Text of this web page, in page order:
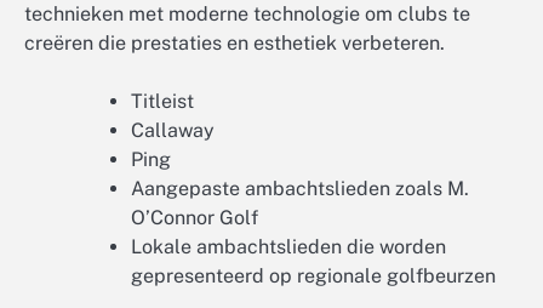
technieken met moderne technologie om clubs te
creëren die prestaties en esthetiek verbeteren.
Titleist
Callaway
Ping
Aangepaste ambachtslieden zoals M.
O’Connor Golf
Lokale ambachtslieden die worden
gepresenteerd op regionale golfbeurzen